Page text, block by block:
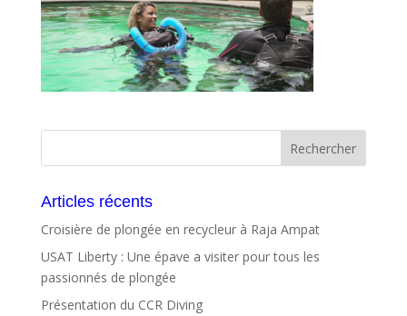
Articles récents
Croisière de plongée en recycleur à Raja Ampat
USAT Liberty : Une épave a visiter pour tous les
passionnés de plongée
Présentation du CCR Diving